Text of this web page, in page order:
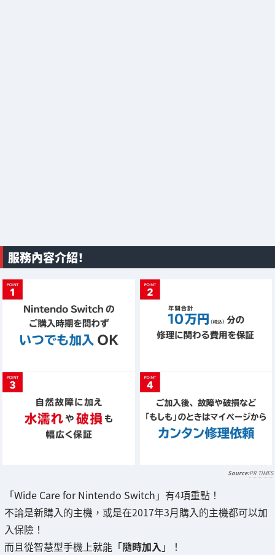
服務內容介紹！
PR TIMES
「Wide Care for Nintendo Switch」有4項重點！
不論是新購入的主機，或是在2017年3月購入的主機都可以加
入保險！
而且從智慧型手機上就能「隨時加入 」！